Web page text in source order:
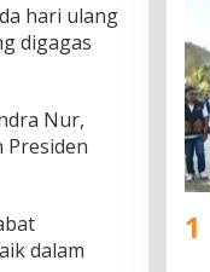
hari ulang
digagas
Nur,
Presiden
dalam
1